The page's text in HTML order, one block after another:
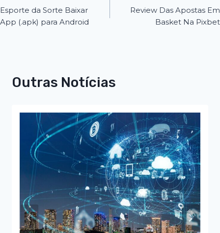
Esporte da Sorte Baixar
App (.apk) para Android
Review Das Apostas Em
Basket Na Pixbet
Outras Notícias